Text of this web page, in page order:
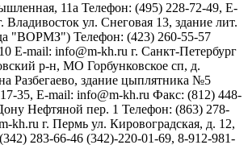
11а Телефон: (495) 228-72-49, E-
Владивосток ул. Снеговая 13, здание лит.
"ВОРМЗ") Телефон: (423) 260-55-57
E-mail: info@m-kh.ru г. Санкт-Петербург
р-н, МО Горбунковское сп, д.
Разбегаево, здание цыплятника №5
35, E-mail: info@m-kh.ru Факс: (812) 448-
Нефтяной пер. 1 Телефон: (863) 278-
kh.ru г. Пермь ул. Кировоградская, д. 12,
283-66-46 (342)-220-01-69, 8-912-981-